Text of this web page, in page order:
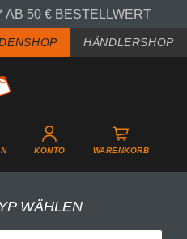
AB 50 € BESTELLWERT
HÄNDLERSHOP
KONTO WARENKORB
WÄHLEN